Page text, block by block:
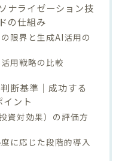
ナライゼーション技
の仕組み
限界と生成AI活用の
用戦略の比較
断基準｜成功する
ント
資対効果）の評価方
に応じた段階的導入